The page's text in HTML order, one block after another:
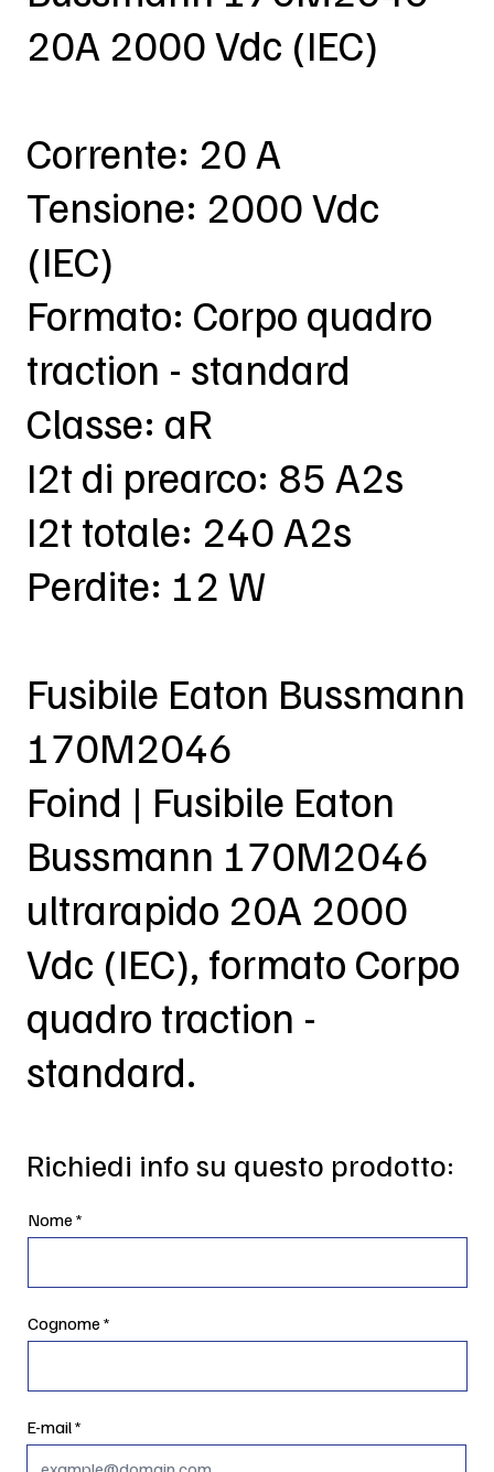
20A 2000 Vdc (IEC)
Corrente: 20 A
Tensione: 2000 Vdc
(IEC)
Formato: Corpo quadro
traction - standard
Classe: aR
I2t di prearco: 85 A2s
I2t totale: 240 A2s
Perdite: 12 W
Fusibile Eaton Bussmann
170M2046
Foind | Fusibile Eaton
Bussmann 170M2046
ultrarapido 20A 2000
Vdc (IEC), formato Corpo
quadro traction -
standard.
Richiedi info su questo prodotto:
Nome
Cognome
E-mail